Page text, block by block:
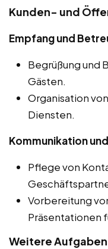
Kunden- und
Empfang und
Begrüßung und
Gästen.
Organisation
Diensten.
Kommunikation
Pflege von
Vorbereitung
Präsentationen
Weitere Aufgaben